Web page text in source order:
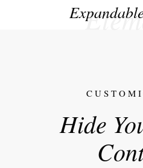
Hide